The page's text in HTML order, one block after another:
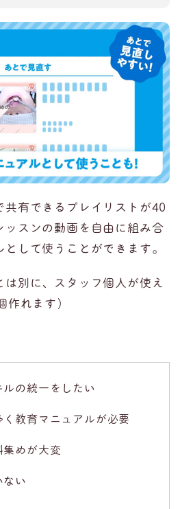
共有できるプレイリストが40
スンの動画を自由に組み合
して使うことができます。
は別に、スタッフ個人が使え
れます）
の統一をしたい
教育マニュアルが必要
めが大変
ない